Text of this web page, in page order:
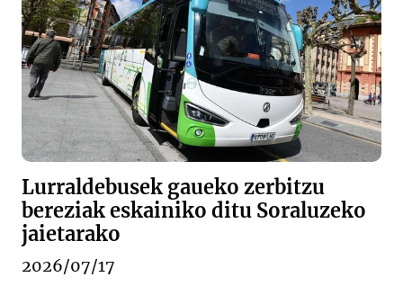
Lurraldebusek gaueko zerbitzu
bereziak eskainiko ditu Soraluzeko
jaietarako
2026/07/17